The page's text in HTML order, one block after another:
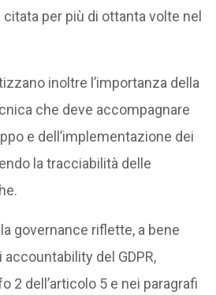
per più di ottanta volte nel
inoltre l’importanza della
che deve accompagnare
e dell’implementazione dei
la tracciabilità delle
governance riflette, a bene
del GDPR,
2 dell’articolo 5 e nei paragrafi